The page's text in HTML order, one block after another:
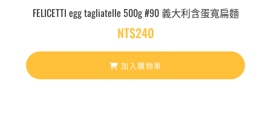
FELICETTI egg tagliatelle 500g #90 義大利含蛋寬扁麵
NT$240
加入購物車